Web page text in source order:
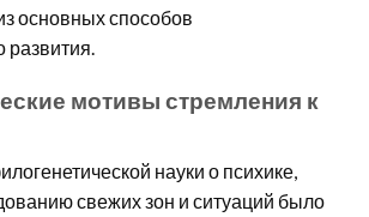
основных способов
мотивы стремления к
науки о психике,
свежих зон и ситуаций было